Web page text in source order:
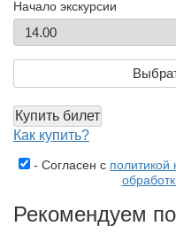
Начало экскурсии
Купить билет
Как купить?
- Согласен с политикой
Рекомендуем